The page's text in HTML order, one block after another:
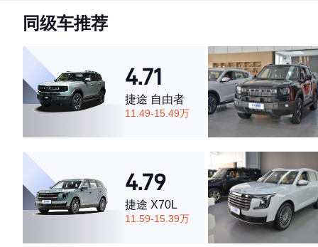
·外观表现较为优秀，优于77%同级车
·空间表现较为优秀，优于78%同级车
同级车推荐
4.71
捷途 自由者
11.49-15.49万
4.79
捷途 X70L
11.59-15.39万